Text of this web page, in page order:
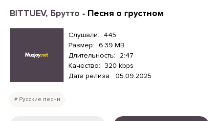
BITTUEV, Брутто - Песня о грустном
Слушали:
445
Размер: 6.39 MB
Длительность:
2:47
Качество: 320 kbps
Дата релиза: 05.09.2025
Русские песни